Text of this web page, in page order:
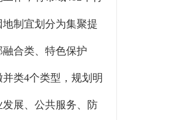
制宜划分为集聚提
融合类、特色保护
类4个类型，规划明
展、公共服务、防